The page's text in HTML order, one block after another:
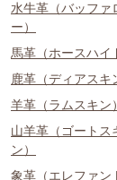
水牛革（バッファ
ー）
馬革（ホースハイ
鹿革（ディアスキ
羊革（ラムスキン）
山羊革（ゴートス
ン）
象革（エレファン